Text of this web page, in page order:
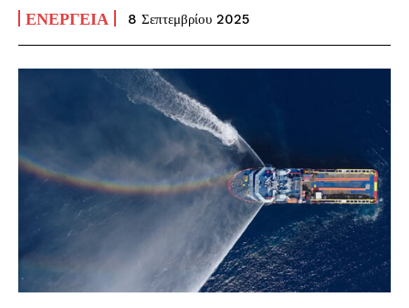
ΕΝΈΡΓΕΙΑ 8 Σεπτεμβρίου 2025